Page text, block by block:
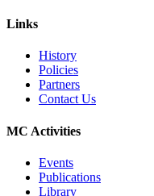
Links
History
Policies
Partners
Contact Us
MC Activities
Events
Publications
Library